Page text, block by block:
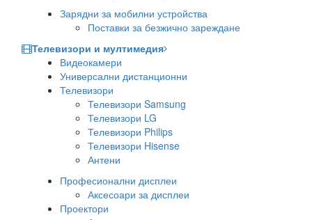
Зарядни за мобилни устройства
Поставки за безжично зареждане
Телевизори и мултимедия
Видеокамери
Универсални дистанционни
Телевизори
Телевизори Samsung
Телевизори LG
Телевизори Philips
Телевизори Hisense
Антени
Професионални дисплеи
Аксесоари за дисплеи
Проектори